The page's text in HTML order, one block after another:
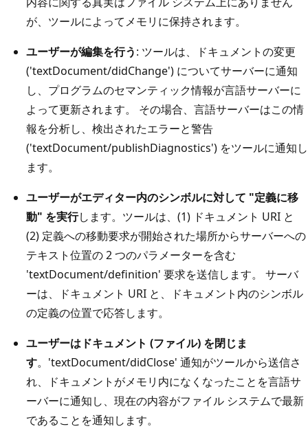
が、ツールによってメモリに保持されます。
ユーザーが編集を行う: ツールは、ドキュメントの変更
('textDocument/didChange') についてサーバーに通知
し、プログラムのセマンティック情報が言語サーバーに
よって更新されます。 その場合、言語サーバーはこの情
報を分析し、検出されたエラーと警告
('textDocument/publishDiagnostics') をツールに通知し
ます。
ユーザーがエディター内のシンボルに対して "定義に移
動" を実行します。ツールは、(1) ドキュメント URI と
(2) 定義への移動要求が開始された場所からサーバーへの
テキスト位置の 2 つのパラメーターを含む
'textDocument/definition' 要求を送信します。 サーバ
ーは、ドキュメント URI と、ドキュメント内のシンボル
の定義の位置で応答します。
ユーザーはドキュメント (ファイル) を閉じま
す。'textDocument/didClose' 通知がツールから送信さ
れ、ドキュメントがメモリ内になくなったことを言語サ
ーバーに通知し、現在の内容がファイル システムで最新
であることを通知します。